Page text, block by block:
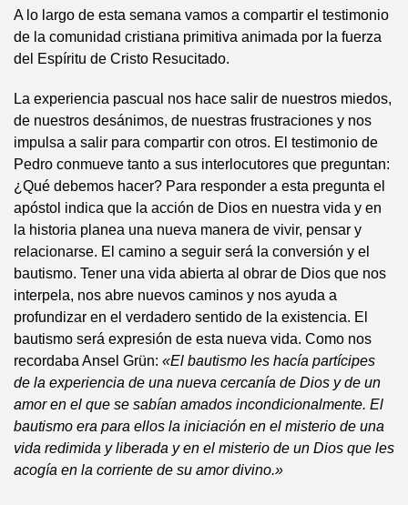
A lo largo de esta semana vamos a compartir el testimonio
de la comunidad cristiana primitiva animada por la fuerza
del Espíritu de Cristo Resucitado.
La experiencia pascual nos hace salir de nuestros miedos,
de nuestros desánimos, de nuestras frustraciones y nos
impulsa a salir para compartir con otros. El testimonio de
Pedro conmueve tanto a sus interlocutores que preguntan:
¿Qué debemos hacer? Para responder a esta pregunta el
apóstol indica que la acción de Dios en nuestra vida y en
la historia planea una nueva manera de vivir, pensar y
relacionarse. El camino a seguir será la conversión y el
bautismo. Tener una vida abierta al obrar de Dios que nos
interpela, nos abre nuevos caminos y nos ayuda a
profundizar en el verdadero sentido de la existencia. El
bautismo será expresión de esta nueva vida. Como nos
recordaba Ansel Grün: «El bautismo les hacía partícipes
de la experiencia de una nueva cercanía de Dios y de un
amor en el que se sabían amados incondicionalmente. El
bautismo era para ellos la iniciación en el misterio de una
vida redimida y liberada y en el misterio de un Dios que les
acogía en la corriente de su amor divino.»